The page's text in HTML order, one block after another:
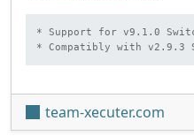
* Support for v9.1.0
* Compatibly with v2.9.3
team-xecuter.com